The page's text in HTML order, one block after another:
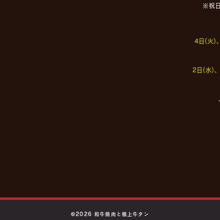
※祝
4日(火)
2日(水)
©2026和牛焼肉と極上牛タン